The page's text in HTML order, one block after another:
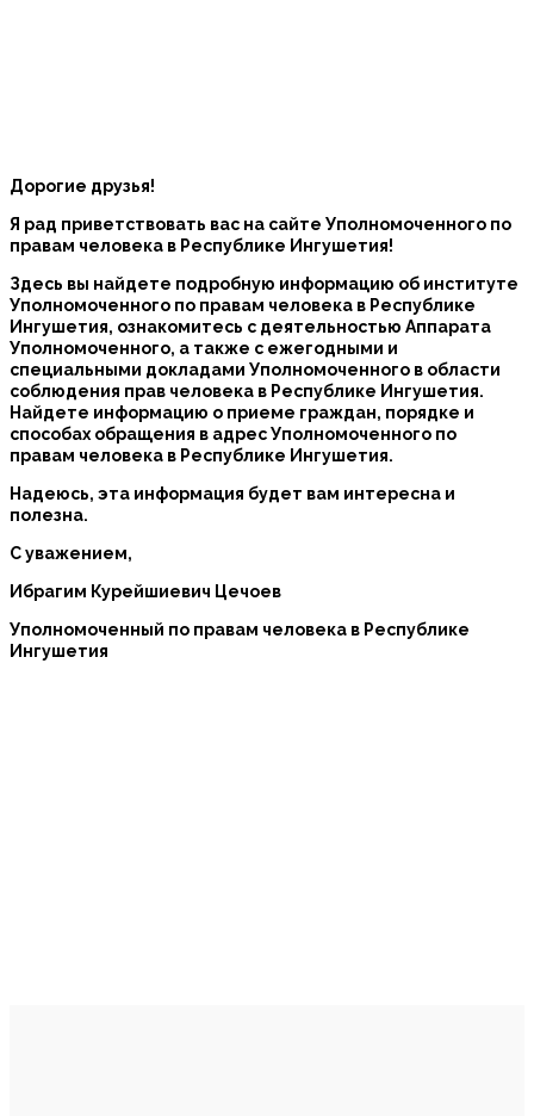
Дорогие друзья!
Я рад приветствовать вас на сайте Уполномоченного по
правам человека в Республике Ингушетия!
Здесь вы найдете подробную информацию об институте
Уполномоченного по правам человека в Республике
Ингушетия, ознакомитесь с деятельностью Аппарата
Уполномоченного, а также с ежегодными и
специальными докладами Уполномоченного в области
соблюдения прав человека в Республике Ингушетия.
Найдете информацию о приеме граждан, порядке и
способах обращения в адрес Уполномоченного по
правам человека в Республике Ингушетия.
Надеюсь, эта информация будет вам интересна и
полезна.
С уважением,
Ибрагим Курейшиевич Цечоев
Уполномоченный по правам человека в Республике
Ингушетия